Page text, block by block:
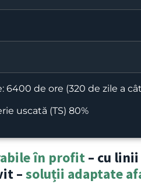
de ore (320 de zile a
uscată (TS) 80%
în profit– cu
–soluții adaptate